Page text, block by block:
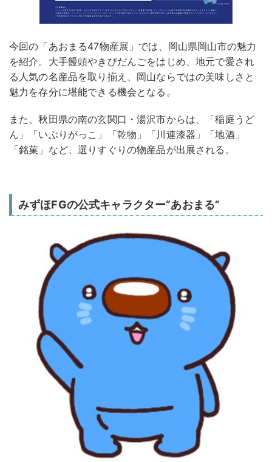
今回の「あおまる47物産展」では、岡山県岡山市の魅力
を紹介。大手饅頭やきびだんごをはじめ、地元で愛され
る人気の名産品を取り揃え、岡山ならではの美味しさと
魅力を存分に堪能できる機会となる。
また、秋田県の南の玄関口・湯沢市からは、「稲庭うど
ん」「いぶりがっこ」「乾物」「川連漆器」「地酒」
「銘菓」など、選りすぐりの物産品が出展される。
みずほFGの公式キャラクター“あおまる”